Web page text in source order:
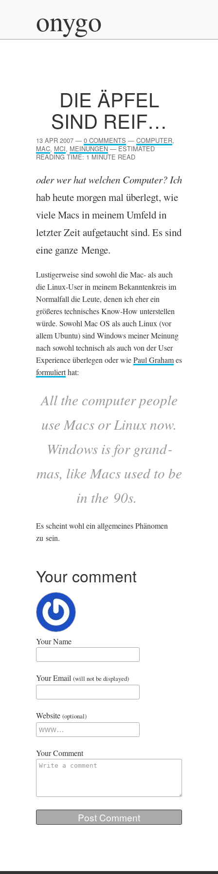
onygo
DIE ÄPFEL
SIND REIF…
13 APR 2007 — 0 COMMENTS — COMPUTER,
MAC, MCI, MEINUNGEN —ESTIMATED
READING TIME: 1 MINUTE READ
oder wer hat welchen Com­puter? Ich
hab heute mor­gen mal über­legt, wie
viele Macs in meinem Umfeld in
let­zter Zeit auf­getaucht sind. Es sind
eine gan­ze Menge.
Lust­i­ger­weise sind sowohl die Mac- als auch
die Linux-User in meinem Bekan­nten­kre­is im
Nor­mal­fall die Leute, den­en ich eher ein
größeres tech­nisches Know-How unter­stel­len
würde. Sowohl MacOS als auch Linux (vor
allem Ubuntu) sind Win­dows mein­er Mein­ung
nach sowohl tech­nisch als auch von der User
Exper­i­ence über­le­gen oder wiePaul Gra­hames
for­mu­lierthat:
All the com­puter people
use Macs or Linux now.
Win­dows is for grand­
mas, like Macs used to be
in the 90s.
Es scheint wohl ein allge­meines Phäno­men
zu sein.
Your comment
Your Name
Your Email (will not be displayed)
Website (optional)
Your Comment